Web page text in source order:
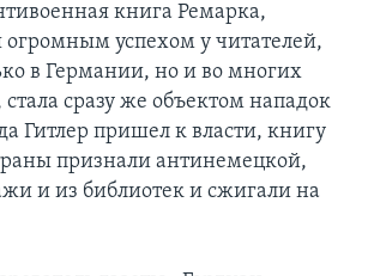
книга Ремарка,
огромным успехом у читателей,
в Германии, но и во многих
сразу же объектом нападок
Гитлер пришел к власти, книгу
признали антинемецкой,
и из библиотек и сжигали на